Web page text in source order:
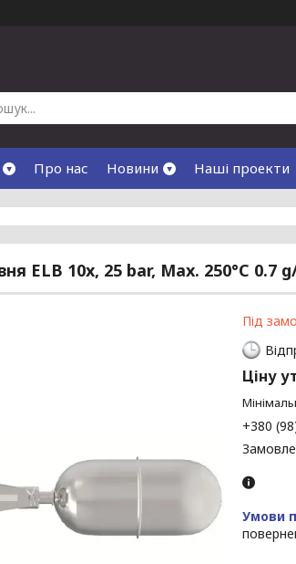
Про нас Новини Наші проекти
ELB 10x, 25 bar, Max. 250°C 0.7
Під
Ціну
+380